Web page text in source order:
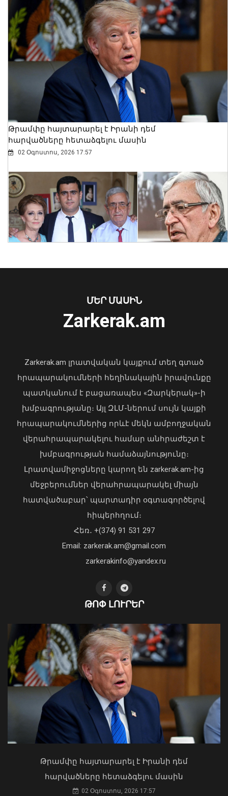
Անա Բրնաբիչը շնորհավորել է Ռուբեն
Ռուբինյանին՝ ԱԺ նախագահի
պաշտոնում ընտրվելու
կապակցությամբ
07 Օգոստոս, 2026 13:42
2026-ի 1-ին կիսամյակում կոռուպցիոն
բնույթի հանցագործությունների
վերաբերյալ քննվել է 307 քրեական
Փաշինյանը փոխում է՝ «ԵՄ, թե՞ ԵԱՏՄ»
հարցի տրամաբանությունը
ունի մոտ ապագայում այցելելու
Հայաստան. դեսպան Մկրտչյան
07 Օգոստոս, 2026 12:53
Թրամփը հայտարարել է Իրանի դեմ
հարվածները հետաձգելու մասին
02 Օգոստոս, 2026 17:57
«Պարտվեցինք դաժան հիվանդության
04 Օգոստոս, 2026 19:12
Վարչապետ Փաշինյանն այցելել է
«ԷԼԵՎԵՅԹ ԷՅԱՅ» արհեստական
բանականության գործարան
Ի՞նչ ուղերձ էր ոտքի չկանգնելը.
Աղաջանյանը` ընդդիմությանը
ՄԵՐ ՄԱՍԻՆ
Zarkerak.am
Zarkerak.am լրատվական կայքում տեղ գտած
հրապարակումների հեղինակային իրավունքը
պատկանում է բացառապես «Զարկերակ»-ի
խմբագրությանը։ Այլ ԶԼՄ-ներում սույն կայքի
հրապարակումներից որևէ մեկն ամբողջական
վերահրապարակելու համար անհրաժեշտ է
խմբագրության համաձայնությունը։
Լրատվամիջոցները կարող են zarkerak.am-ից
մեջբերումներ վերահրապարակել միայն
հատվածաբար՝ պարտադիր օգտագործելով
հիպերհղում։
Հեռ․ +(374) 91 531 297
Email: zarkerak.am@gmail.com
zarkerakinfo@yandex.ru
ԹՈՓ ԼՈՒՐԵՐ
Թրամփը հայտարարել է Իրանի դեմ
հարվածները հետաձգելու մասին
02 Օգոստոս, 2026 17:57